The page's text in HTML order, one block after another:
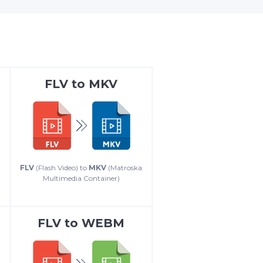
FLV to MKV
FLV (Flash Video) to MKV (Matroska
Multimedia Container)
FLV toWEBM